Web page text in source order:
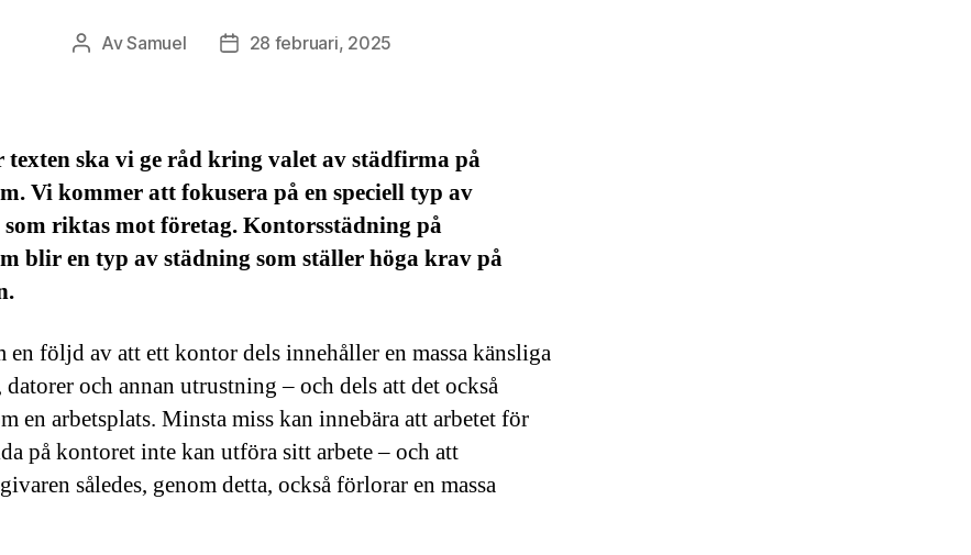
Inläggsförfattare
AvSamuel Inläggsdatum
28 februari, 2025
texten ska vi ge råd kring valet av städfirma på
Vi kommer att fokusera på en speciell typ av
riktas mot företag. Kontorsstädning på
blir en typ av städning som ställer höga krav på
en följd av att ett kontor dels innehåller en massa känsliga
datorer och annan utrustning – och dels att det också
en arbetsplats. Minsta miss kan innebära att arbetet för
på kontoret inte kan utföra sitt arbete – och att
således, genom detta, också förlorar en massa